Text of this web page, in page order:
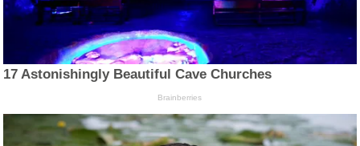
17 Astonishingly Beautiful Cave Churches
Brainberries